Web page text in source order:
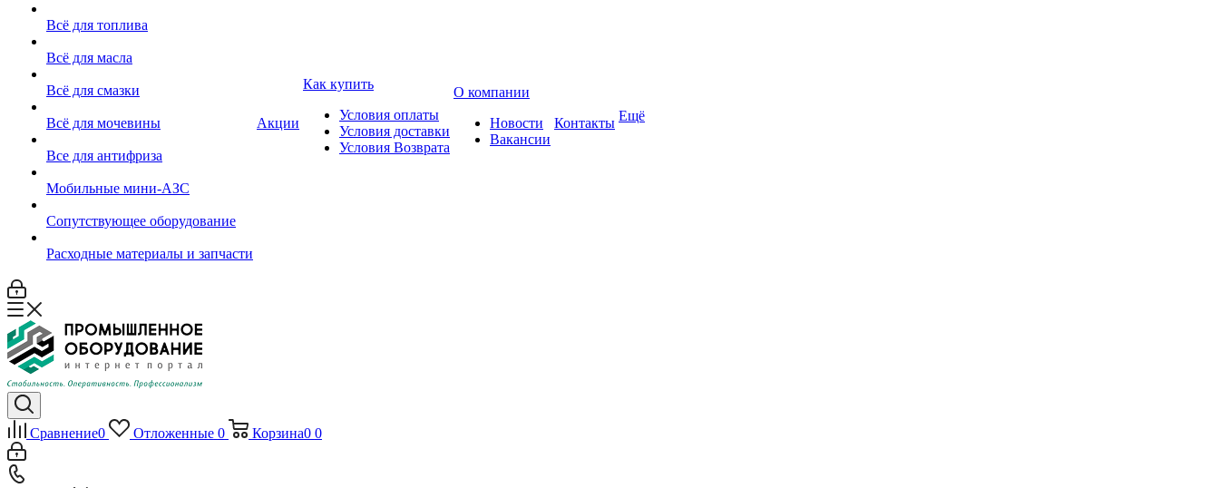
Всё для топлива
Всё для масла
Всё для смазки
Всё для мочевины
Все для антифриза
Мобильные мини-АЗС
Сопутствующее оборудование
Расходные материалы и запчасти
Акции
Как купить
Условия оплаты
Условия доставки
Условия Возврата
О компании
Новости
Вакансии
Контакты Ещё
Сравнение0 Отложенные 0 Корзина0 0